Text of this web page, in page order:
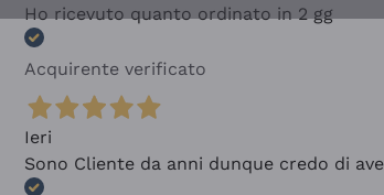
Ho ricevuto quanto ordinato in 2 gg
Acquirente verificato
Ieri
Sono Cliente da anni dunque credo di